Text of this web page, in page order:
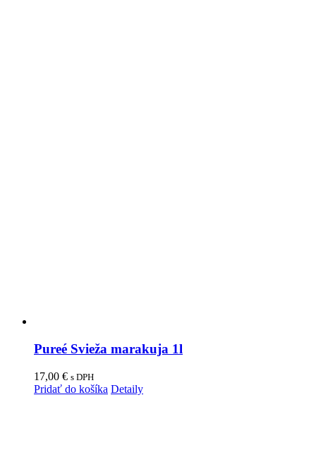
Pureé Svieža marakuja 1l
17,00 € s DPH
Pridať do košíka Detaily